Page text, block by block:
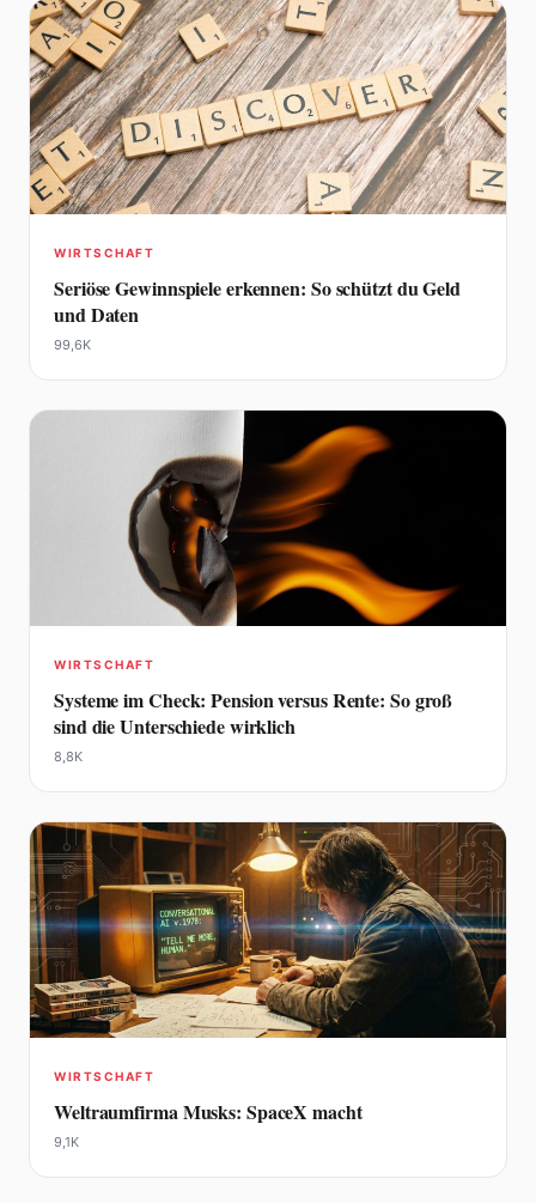
WIRTSCHAFT
Seriöse Gewinnspiele erkennen: So schützt du Geld
und Daten
99,6K
WIRTSCHAFT
Systeme im Check: Pension versus Rente: So groß
sind die Unterschiede wirklich
8,8K
WIRTSCHAFT
Weltraumfirma Musks: SpaceX macht
9,1K